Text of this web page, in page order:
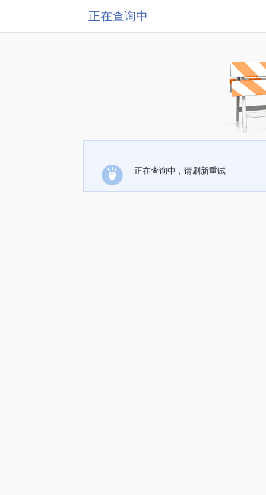
正在查询中
正在查询中，请刷新重试